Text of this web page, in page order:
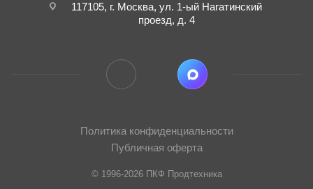
117105, г. Москва, ул. 1-ый Нагатинский
проезд, д. 4
Политика конфиденциальности
Публичная оферта
© 1996-2026 ПКФ Продтехника